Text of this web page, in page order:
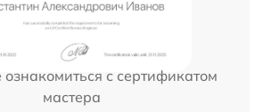
с сертификатом
мастера